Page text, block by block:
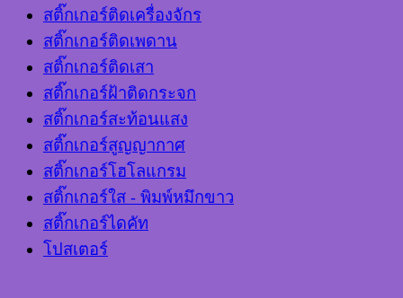
สติ๊กเกอร์ติดเครื่องจักร
สติ๊กเกอร์ติดเพดาน
สติ๊กเกอร์ติดเสา
สติ๊กเกอร์ฝ้าติดกระจก
สติ๊กเกอร์สะท้อนแสง
สติ๊กเกอร์สูญญากาศ
สติ๊กเกอร์โฮโลแกรม
สติ๊กเกอร์ใส - พิมพ์หมึกขาว
สติ๊กเกอร์ไดคัท
โปสเตอร์